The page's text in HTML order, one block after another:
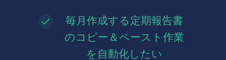
毎月作成する定期報告書
のコピー＆ペースト作業
を自動化したい